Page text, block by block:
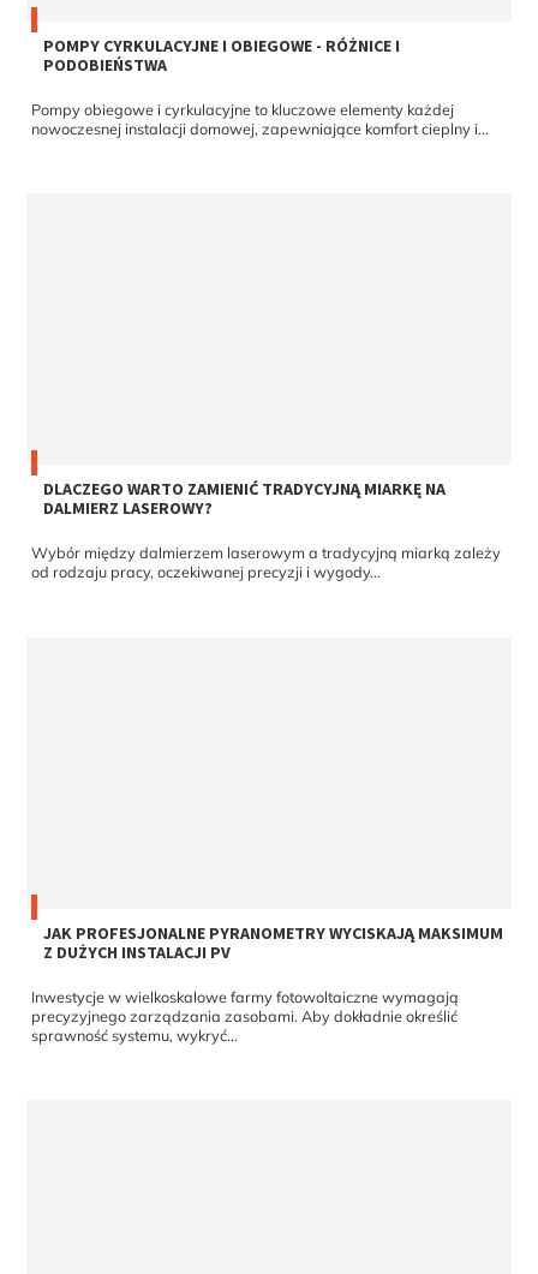
POMPY CYRKULACYJNE I OBIEGOWE - RÓŻNICE I
PODOBIEŃSTWA
Pompy obiegowe i cyrkulacyjne to kluczowe elementy każdej
nowoczesnej instalacji domowej, zapewniające komfort cieplny i...
DLACZEGO WARTO ZAMIENIĆ TRADYCYJNĄ MIARKĘ NA
DALMIERZ LASEROWY?
Wybór między dalmierzem laserowym a tradycyjną miarką zależy
od rodzaju pracy, oczekiwanej precyzji i wygody...
JAK PROFESJONALNE PYRANOMETRY WYCISKAJĄ MAKSIMUM
Z DUŻYCH INSTALACJI PV
Inwestycje w wielkoskalowe farmy fotowoltaiczne wymagają
precyzyjnego zarządzania zasobami. Aby dokładnie określić
sprawność systemu, wykryć...